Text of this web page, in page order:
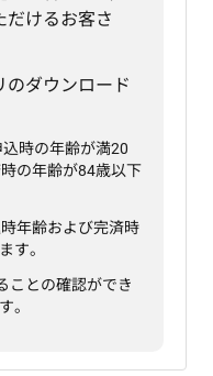
だけるお客さ
のダウンロード
時の年齢が満20
の年齢が84歳以下
年齢および完済時
す。
ことの確認ができ
。